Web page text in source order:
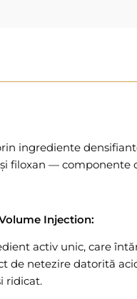
ingrediente
filoxan —
Injection:
activ unic, care
de netezire datorită
ridicat.